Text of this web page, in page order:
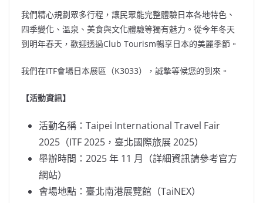
我們精心規劃眾多行程，讓民眾能完整體驗日本各地特色、
四季變化、溫泉、美食與文化體驗等獨有魅力。從今年冬天
到明年春天，歡迎透過Club Tourism暢享日本的美麗季節。
我們在ITF會場日本展區（K3033），誠摯等候您的到來。
【活動資訊】
活動名稱：Taipei International Travel Fair
2025（ITF 2025，臺北國際旅展 2025）
舉辦時間：2025 年 11 月（詳細資訊請參考官方
網站）
會場地點：臺北南港展覽館（TaiNEX）